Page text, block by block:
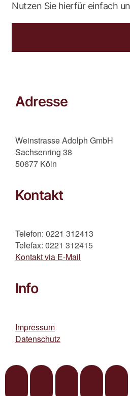
Nutzen Sie hierfür einfach
Adresse
Weinstrasse Adolph GmbH
Sachsenring 38
50677 Köln
Kontakt
Telefon: 0221 312413
Telefax: 0221 312415
Kontakt via E-Mail
Info
Impressum
Datenschutz